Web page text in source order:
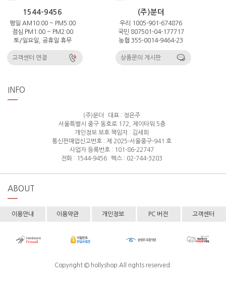
1544-9456
평일 AM10:00 ~ PM5:00
점심 PM1:00 ~ PM2:00
토/일요일, 공휴일 휴무
고객센터 연결
(주)분더
우리 1005-901-674876
국민 807501-04-177717
농협 355-0014-9464-23
상품문의 게시판
INFO
(주)분더
대표 : 정은주
서울특별시 중구 동호로 172, 제이타워 5층
개인정보 보호 책임자 : 김세희
통신판매업신고번호 : 제 2025-서울중구-941 호
사업자 등록번호 : 101-86-22747
전화 : 1544-9456
팩스 : 02-744-3203
ABOUT
이용안내 이용약관 개인정보 PC 버전 고객센터
Copyright © hollyshop All rights reserved.